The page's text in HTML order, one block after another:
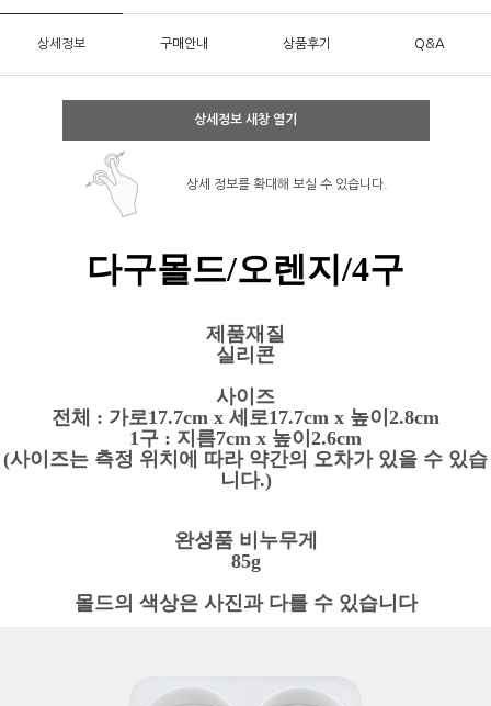
상세정보 구매안내 상품후기 Q&A
상세정보 새창 열기
상세 정보를 확대해 보실 수 있습니다.
다구몰드/오렌지/4구
제품재질
실리콘
사이즈
전체 : 가로17.7cm x 세로17.7cm x 높이2.8cm
1구 : 지름7cm x 높이2.6cm
(사이즈는 측정 위치에 따라 약간의 오차가 있을 수 있습
니다.)
완성품 비누무게
85g
몰드의 색상은 사진과 다를 수 있습니다